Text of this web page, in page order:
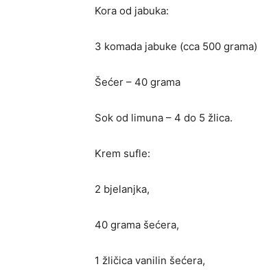
Kora od jabuka:
3 komada jabuke (cca 500 grama)
Šećer – 40 grama
Sok od limuna – 4 do 5 žlica.
Krem sufle:
2 bjelanjka,
40 grama šećera,
1 žličica vanilin šećera,